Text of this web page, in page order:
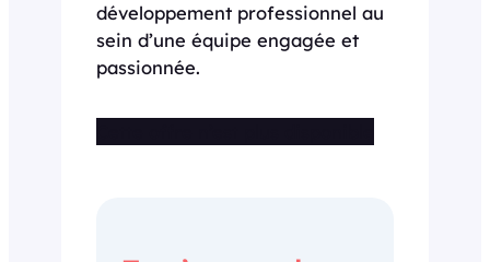
développement professionnel au
sein d’une équipe engagée et
passionnée.